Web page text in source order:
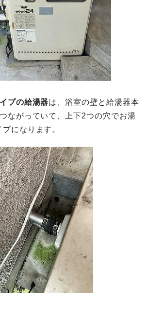
プの給湯器は、浴室の壁と給湯器本
ながっていて、上下2つの穴でお湯
になります。